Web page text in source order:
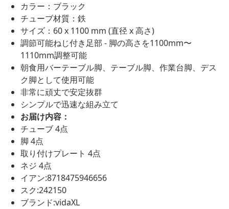
カラー：ブラック
チューブ材質：鉄
サイズ：60 x 1100 mm (直径 x 高さ)
調節可能ねじ付き足部 - 脚の高さを1100mm〜
1110mm調整可能
朝食用バーテーブル脚、テーブル脚、作業台脚、デス
ク脚として使用可能
非常に頑丈で安定抜群
シンプルで迅速な組み立て
お届け内容：
チューブ 4点
脚 4点
取り付けプレート 4点
ネジ 4点
イアン:8718475946656
スク:242150
ブランド:vidaXL